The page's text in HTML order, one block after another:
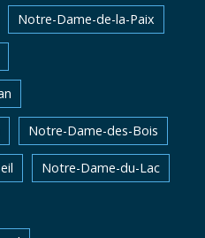
Notre-Dame-de-la-Paix
Notre-Dame-des-Bois
Notre-Dame-du-Lac